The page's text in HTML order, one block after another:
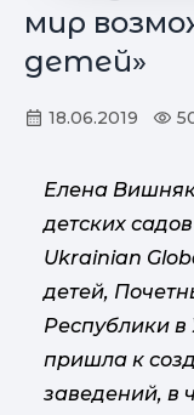
мир
детей»
18.06.2019
Елена
детских
Ukrainian
детей,
Республики в
пришла к
заведений, в